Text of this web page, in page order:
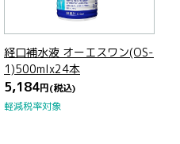
経口補水液 オーエスワン(OS-
1)500mlx24本
5,184円(税込)
軽減税率対象